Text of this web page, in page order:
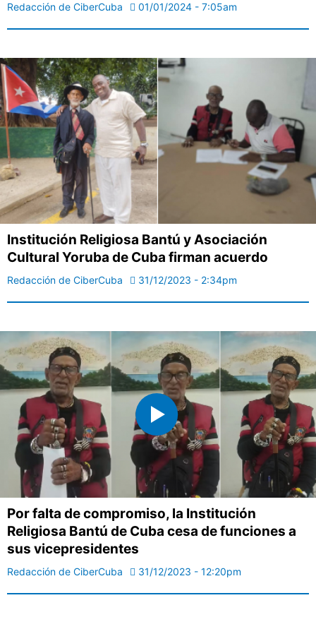
Redacción de CiberCuba 01/01/2024 - 7:05am
Institución Religiosa Bantú y Asociación
Cultural Yoruba de Cuba firman acuerdo
Redacción de CiberCuba 31/12/2023 - 2:34pm
Por falta de compromiso, la Institución
Religiosa Bantú de Cuba cesa de funciones a
sus vicepresidentes
Redacción de CiberCuba 31/12/2023 - 12:20pm